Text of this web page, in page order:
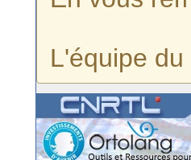
L'équipe du